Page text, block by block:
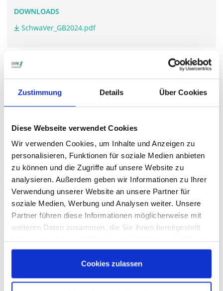
Zustimmung Details Über Cookies
Diese Webseite verwendet Cookies
Wir verwenden Cookies, um Inhalte und Anzeigen zu
personalisieren, Funktionen für soziale Medien anbieten
zu können und die Zugriffe auf unsere Website zu
analysieren. Außerdem geben wir Informationen zu Ihrer
Verwendung unserer Website an unsere Partner für
soziale Medien, Werbung und Analysen weiter. Unsere
Partner führen diese Informationen möglicherweise mit
weiteren Daten zusammen, die Sie ihnen bereitgestellt
gesammelt haben.
Cookies zulassen
DOWNLOADS
SchwaVer_GB2024.pdf
Die DSW vertritt Ihre Stimmrechte
auf sämtlichen
wichtigen Hauptversammlungen in Deutschland.
VERGANGENE HAUPTVERSAMMLUNGSTERMINE
archiv.hauptversammlung.de
Die nächsten Termine